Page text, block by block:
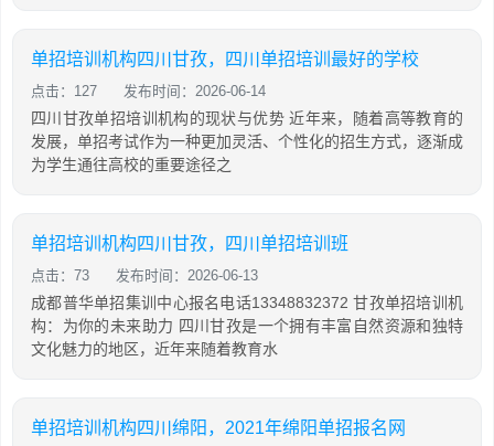
单招培训机构四川甘孜，四川单招培训最好的学校
点击：127 发布时间：2026-06-14
四川甘孜单招培训机构的现状与优势 近年来，随着高等教育的
发展，单招考试作为一种更加灵活、个性化的招生方式，逐渐成
为学生通往高校的重要途径之
单招培训机构四川甘孜，四川单招培训班
点击：73 发布时间：2026-06-13
成都普华单招集训中心报名电话13348832372 甘孜单招培训机
构：为你的未来助力 四川甘孜是一个拥有丰富自然资源和独特
文化魅力的地区，近年来随着教育水
单招培训机构四川绵阳，2021年绵阳单招报名网